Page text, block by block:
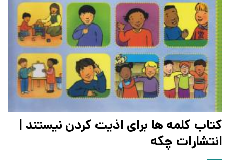
کتاب کلمه ها برای اذیت کردن نیستند |
انتشارات چکه